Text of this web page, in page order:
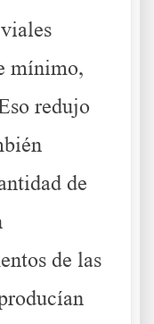
mínimo,
redujo
de
de las